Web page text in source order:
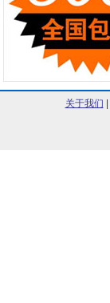
关于我们